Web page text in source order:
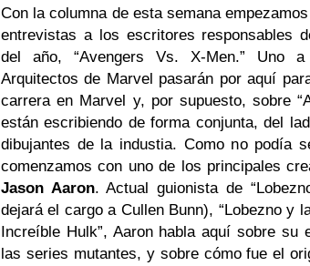
Con la columna de esta semana
entrevistas a los escritores responsables
del año, “Avengers Vs. X-Men.” Uno
Arquitectos de Marvel pasarán por aquí
carrera en Marvel y, por supuesto, sobre
están escribiendo de forma conjunta, del
dibujantes de la industia. Como no podía
comenzamos con uno de los principales
Jason Aaron. Actual guionista de
dejará el cargo a Cullen Bunn), “Lobezno y
Increíble Hulk”, Aaron habla aquí sobre su
las series mutantes, y sobre cómo fue el